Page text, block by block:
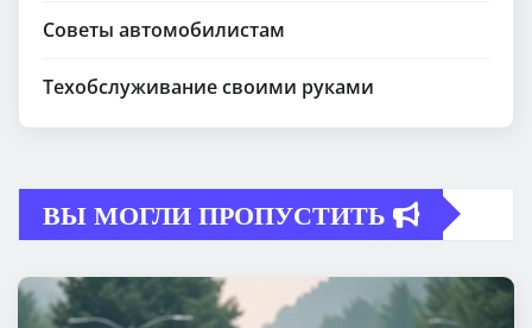
Советы автомобилистам
Техобслуживание своими руками
ВЫ МОГЛИ ПРОПУСТИТЬ